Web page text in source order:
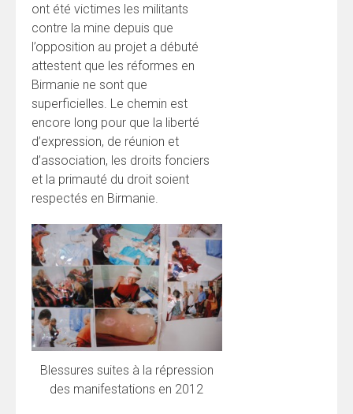
ont été victimes les militants
contre la mine depuis que
l’opposition au projet a débuté
attestent que les réformes en
Birmanie ne sont que
superficielles. Le chemin est
encore long pour que la liberté
d’expression, de réunion et
d’association, les droits fonciers
et la primauté du droit soient
respectés en Birmanie.
Blessures suites à la répression
des manifestations en 2012